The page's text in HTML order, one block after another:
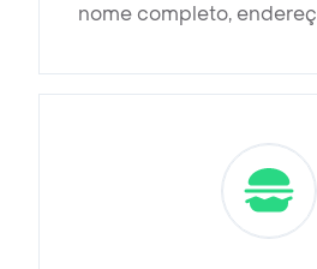
nome completo,